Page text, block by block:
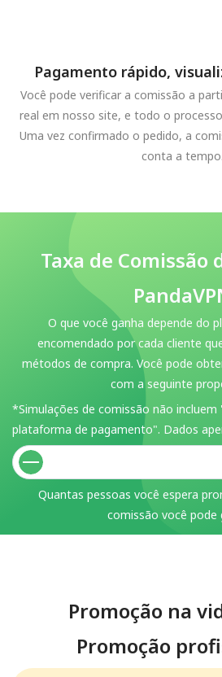
Pagamento rápido,
Você pode verificar a comissão a
real em nosso site, e todo o
Uma vez confirmado o pedido, a
conta a tempo.
Taxa de Comissão
O que você ganha depende do
encomendado por cada cliente
métodos de compra. Você pode
com a seguinte
*Simulações de comissão não incluem
plataforma de pagamento". Dados
Quantas pessoas você espera
comissão você pode
Promoção na
Promoção